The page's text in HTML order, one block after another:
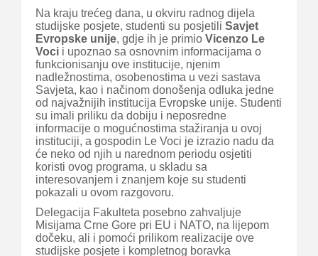
Na kraju trećeg dana, u okviru radnog dijela
studijske posjete, studenti su posjetili Savjet
Evropske unije, gdje ih je primio Vicenzo Le
Voci i upoznao sa osnovnim informacijama o
funkcionisanju ove institucije, njenim
nadležnostima, osobenostima u vezi sastava
Savjeta, kao i načinom donošenja odluka jedne
od najvažnijih institucija Evropske unije. Studenti
su imali priliku da dobiju i neposredne
informacije o mogućnostima stažiranja u ovoj
instituciji, a gospodin Le Voci je izrazio nadu da
će neko od njih u narednom periodu osjetiti
koristi ovog programa, u skladu sa
interesovanjem i znanjem koje su studenti
pokazali u ovom razgovoru.
Delegacija Fakulteta posebno zahvaljuje
Misijama Crne Gore pri EU i NATO, na lijepom
dočeku, ali i pomoći prilikom realizacije ove
studijske posjete i kompletnog boravka